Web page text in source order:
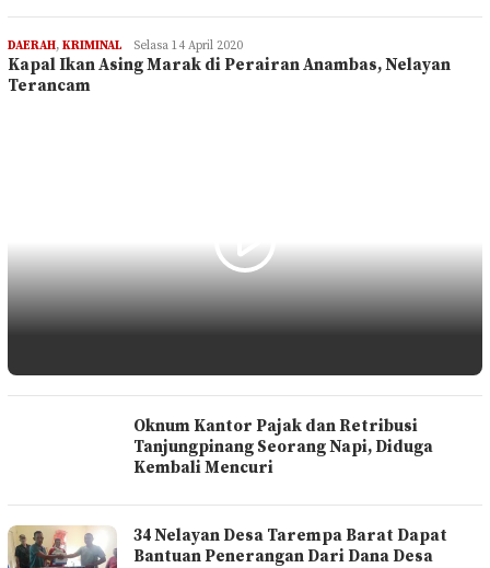
DAERAH, KRIMINAL REDAKSI
Selasa 14 April 2020
Kapal Ikan Asing Marak di Perairan Anambas, Nelayan
Terancam
Oknum Kantor Pajak dan Retribusi
Tanjungpinang Seorang Napi, Diduga
Kembali Mencuri
34 Nelayan Desa Tarempa Barat Dapat
Bantuan Penerangan Dari Dana Desa